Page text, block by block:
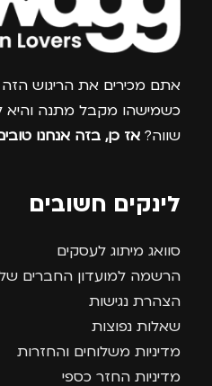
אתם מכירים את הריגוש הזה
כשמישהו מקבל מתנה והיא
שווה? אז כן, בזה אנחנו
לינקים חשובים
סוואג מיתוג לעסקים
הרשמה למועדון החברים
הצהרת נגישות
שאלות נפוצות
מדיניות משלוחים והחזרות
מדיניות החזר כספי